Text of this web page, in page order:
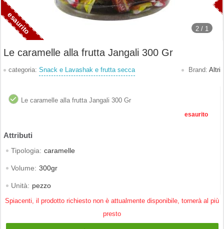
2 / 1
Le caramelle alla frutta Jangali 300 Gr
categoria: Snack e Lavashak e frutta secca Brand: Altri
Le caramelle alla frutta Jangali 300 Gr
esaurito
Tipologia: caramelle
Volume: 300gr
Unità: pezzo
Spiacenti, il prodotto richiesto non è attualmente disponibile, tornerà al più
presto